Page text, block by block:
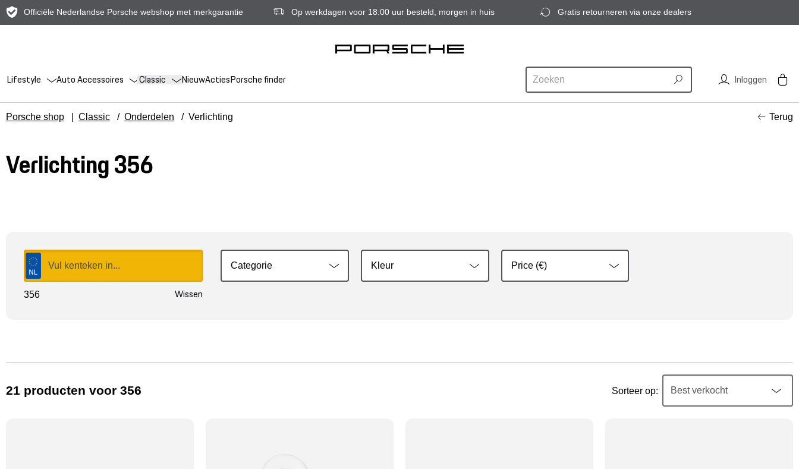
Officiële Nederlandse Porsche webshop met merkgarantie Op werkdagen voor 18:00 uur besteld, morgen in huis Gratis retourneren via onze dealers
Lifestyle Auto Accessoires Classic NieuwActiesPorsche finder Inloggen
Porsche shop Classic / Onderdelen / Verlichting Terug
Verlichting 356
356 Wissen
Categorie Kleur Price (€)
21 producten voor 356 Sorteer op: